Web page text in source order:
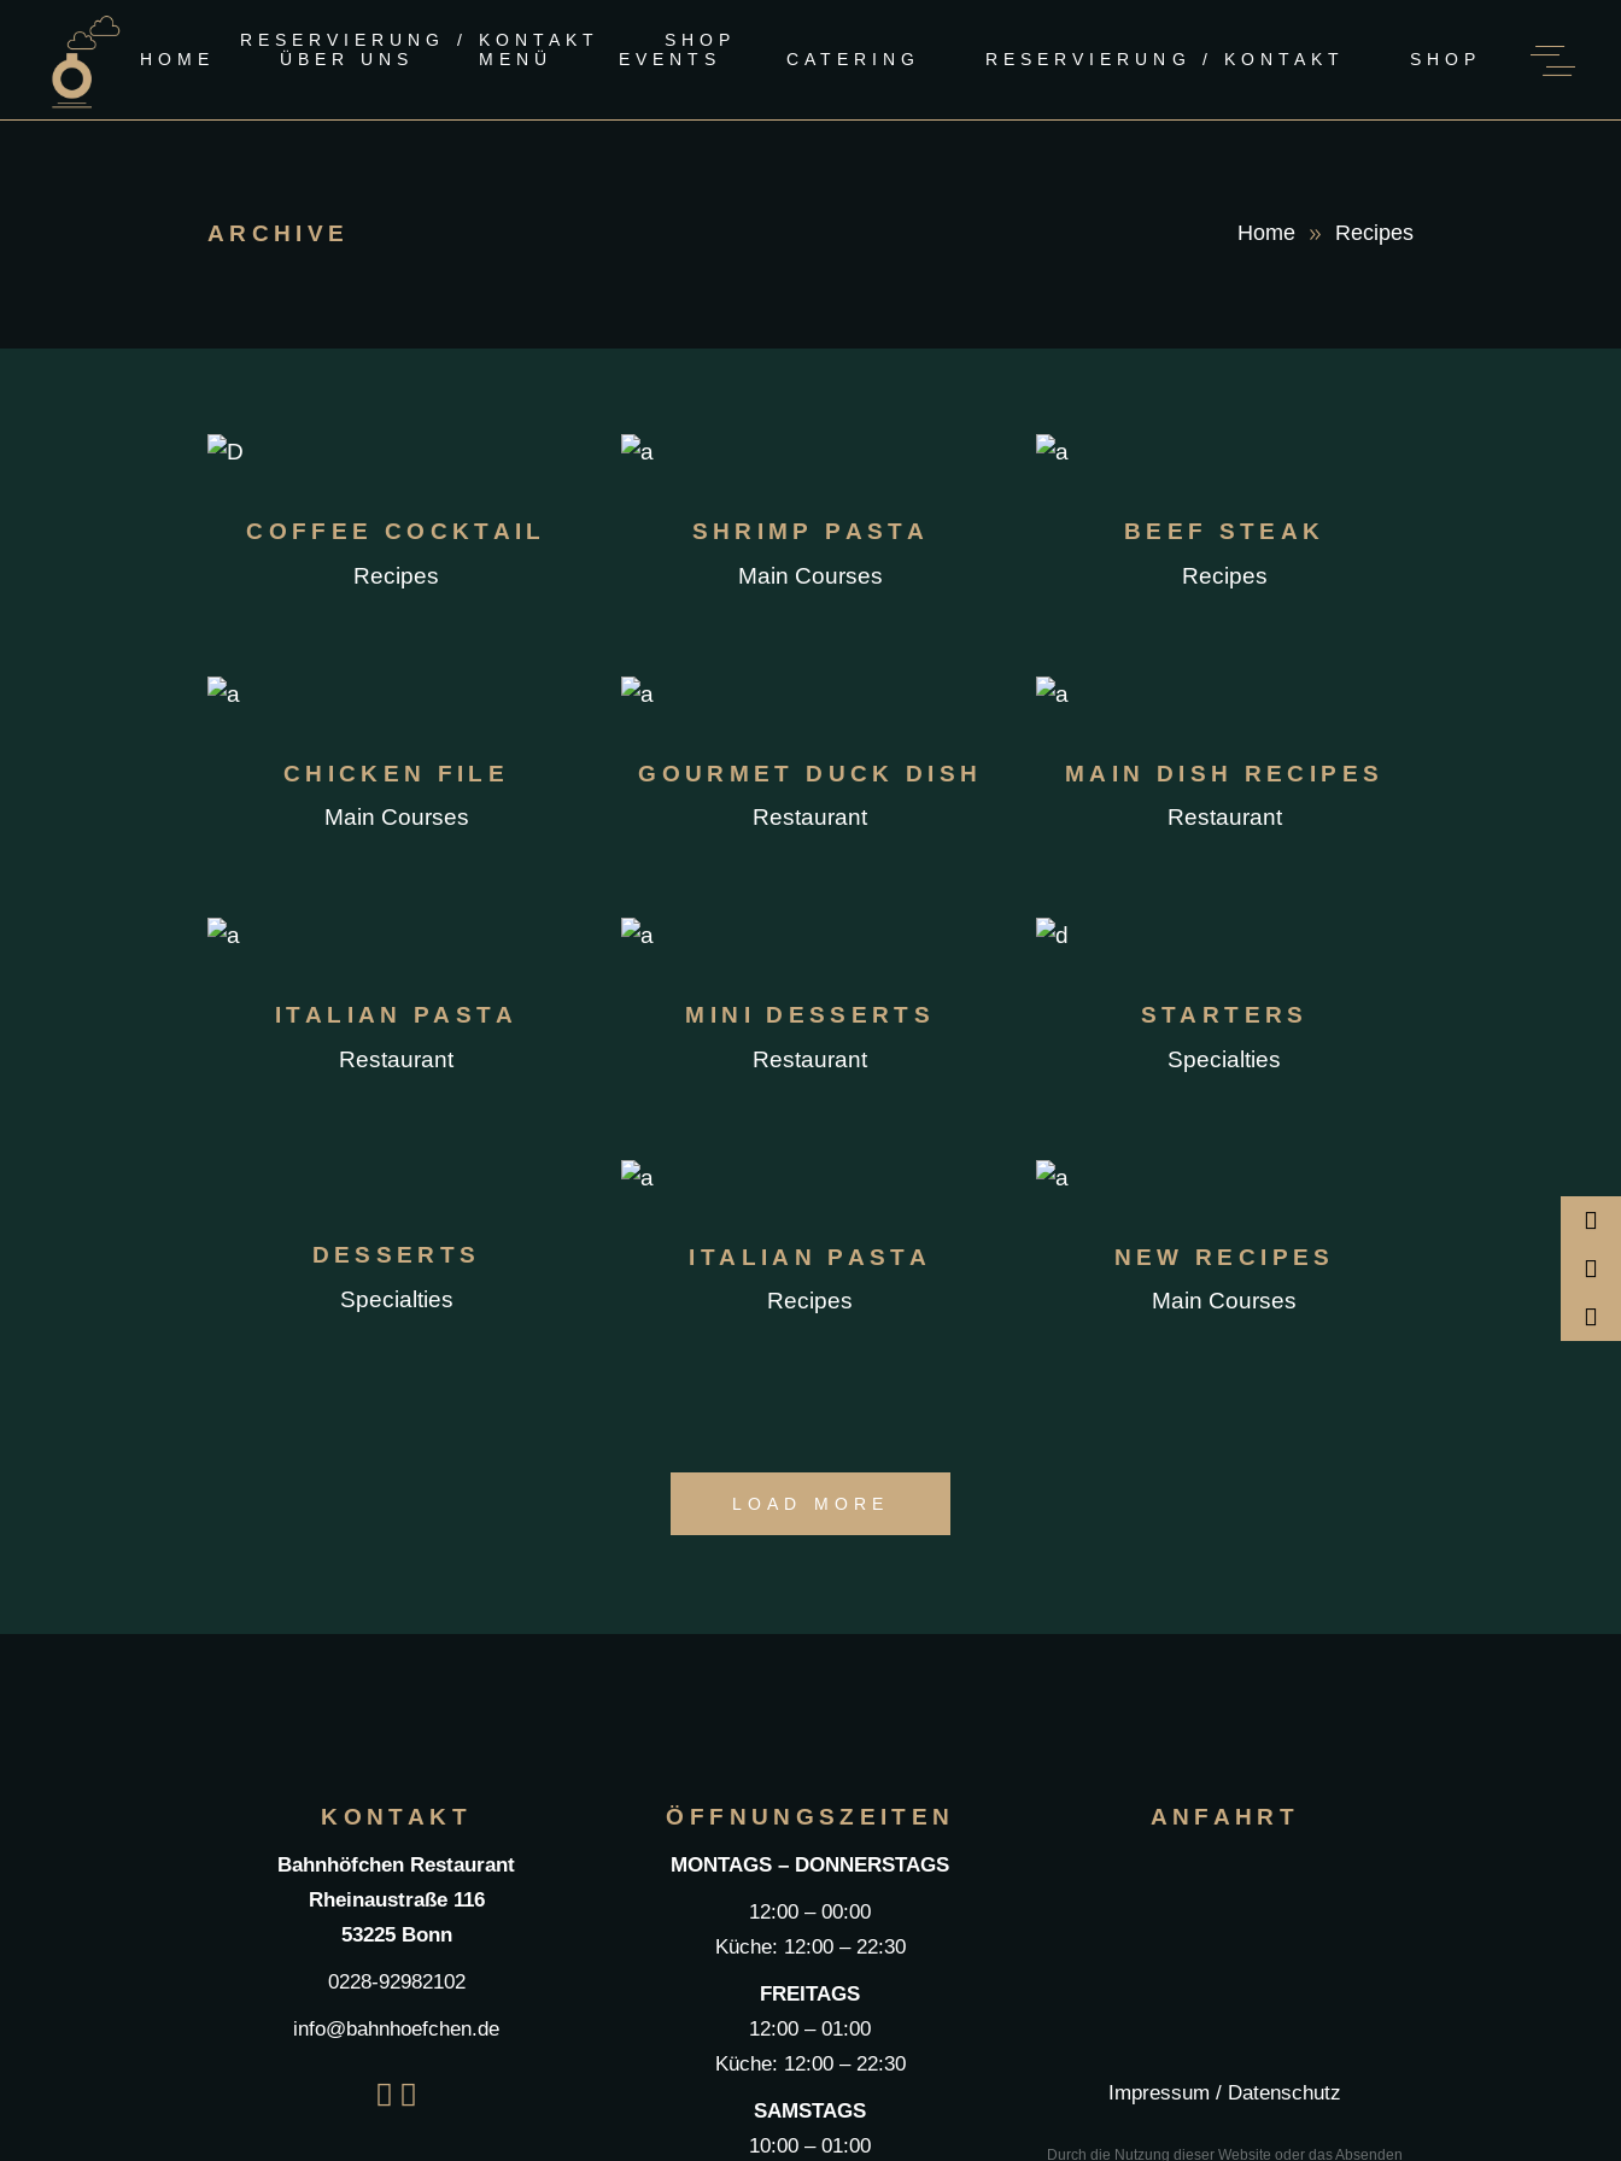
HOME ÜBER UNS MENÜ EVENTS CATERING RESERVIERUNG / KONTAKT SHOP
RESERVIERUNG / KONTAKT SHOP
ARCHIVE Home Recipes
COFFEE COCKTAIL
Recipes
SHRIMP PASTA
Main Courses
BEEF STEAK
Recipes
CHICKEN FILE
Main Courses
GOURMET DUCK DISH
Restaurant
MAIN DISH RECIPES
Restaurant
ITALIAN PASTA
Restaurant
MINI DESSERTS
Restaurant
STARTERS
Specialties
DESSERTS
Specialties
ITALIAN PASTA
Recipes
NEW RECIPES
Main Courses
LOAD MORE
KONTAKT
Bahnhöfchen Restaurant
Rheinaustraße 116
53225 Bonn
0228-92982102
info@bahnhoefchen.de
ÖFFNUNGSZEITEN
MONTAGS – DONNERSTAGS
12:00 – 00:00
Küche: 12:00 – 22:30
FREITAGS
12:00 – 01:00
Küche: 12:00 – 22:30
SAMSTAGS
10:00 – 01:00
ANFAHRT
Impressum / Datenschutz
Durch die Nutzung dieser Website oder das Absenden